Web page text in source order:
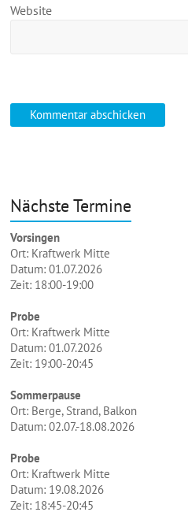
Website
Nächste Termine
Vorsingen
Ort: Kraftwerk Mitte
Datum: 01.07.2026
Zeit: 18:00-19:00
Probe
Ort: Kraftwerk Mitte
Datum: 01.07.2026
Zeit: 19:00-20:45
Sommerpause
Ort: Berge, Strand, Balkon
Datum: 02.07.-18.08.2026
Probe
Ort: Kraftwerk Mitte
Datum: 19.08.2026
Zeit: 18:45-20:45